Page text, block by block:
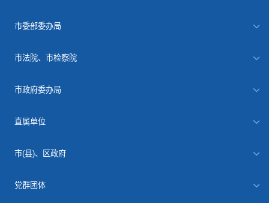
市委部委办局
市法院、市检察院
市政府委办局
直属单位
市(县)、区政府
党群团体